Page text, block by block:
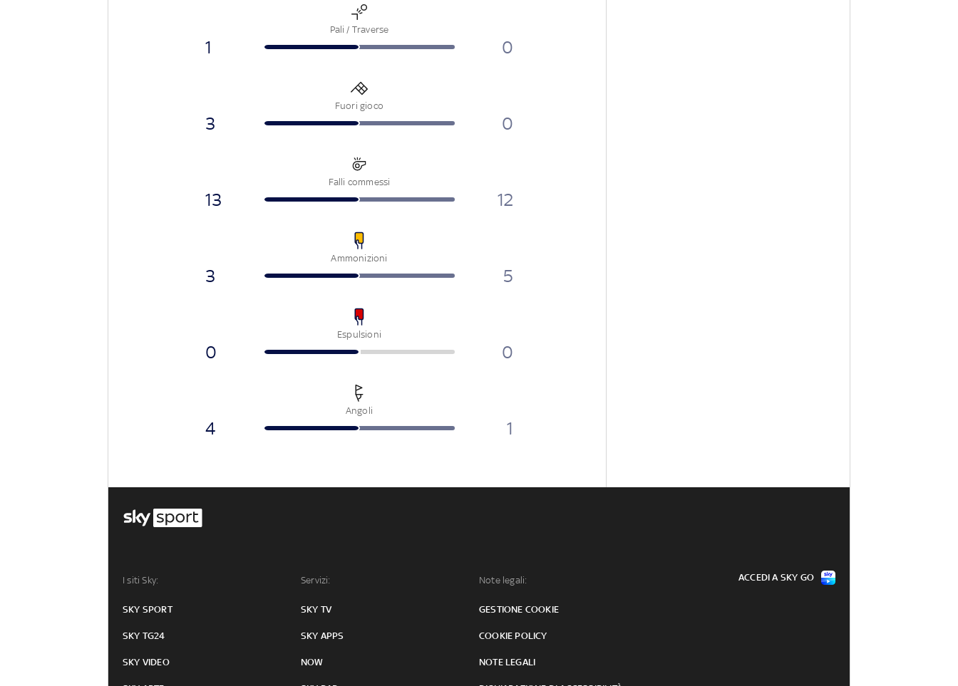
Pali / Traverse
1 0
Fuori gioco
3 0
Falli commessi
13 12
Ammonizioni
3 5
Espulsioni
0 0
Angoli
4 1
I siti Sky:
SKY SPORT
SKY TG24
SKY VIDEO
Servizi:
SKY TV
SKY APPS
NOW
Note legali:
GESTIONE COOKIE
COOKIE POLICY
NOTE LEGALI
ACCEDI A SKY GO